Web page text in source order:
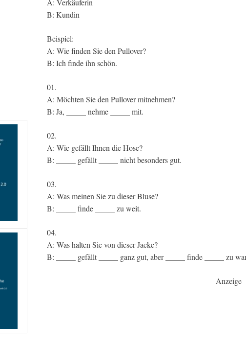
A: Verkäuferin
B: Kundin
Beispiel:
A: Wie finden Sie den Pullover?
B: Ich finde ihn schön.
01.
A: Möchten Sie den Pullover mitnehmen?
B: Ja, _____ nehme _____ mit.
02.
A: Wie gefällt Ihnen die Hose?
B: _____ gefällt _____ nicht besonders gut.
03.
A: Was meinen Sie zu dieser Bluse?
B: _____ finde _____ zu weit.
04.
A: Was halten Sie von dieser Jacke?
B: _____ gefällt _____ ganz gut, aber _____ finde _____ zu
Anzeige